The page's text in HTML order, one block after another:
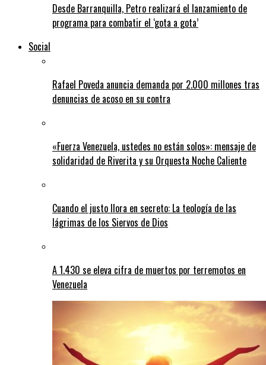
Desde Barranquilla, Petro realizará el lanzamiento de
programa para combatir el ‘gota a gota’
Social
Rafael Poveda anuncia demanda por 2.000 millones tras
denuncias de acoso en su contra
«Fuerza Venezuela, ustedes no están solos»: mensaje de
solidaridad de Riverita y su Orquesta Noche Caliente
Cuando el justo llora en secreto: La teología de las
lágrimas de los Siervos de Dios
A 1.430 se eleva cifra de muertos por terremotos en
Venezuela